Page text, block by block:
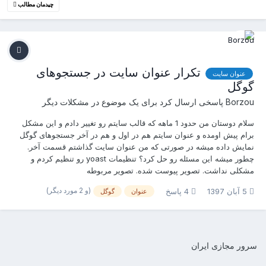
چیدمان مطالب
عنوان سایت
تکرار عنوان سایت در جستجوهای
گوگل
Borzou پاسخی ارسال کرد برای یک موضوع در مشکلات دیگر
سلام دوستان من حدود 1 ماهه که قالب سایتم رو تغییر دادم و این مشکل
برام پیش اومده و عنوان سایتم هم در اول و هم در آخر جستجوهای گوگل
نمایش داده میشه در صورتی که من عنوان سایت گذاشتم قسمت آخر.
چطور میشه این مسئله رو حل کرد؟ تنظیمات yoast رو تنظیم کردم و
مشکلی نداشت. تصویر پیوست شده. تصویر مربوطه
5 آبان 1397 عنوان گوگل (و 2 مورد دیگر)
سرور مجازی ایران